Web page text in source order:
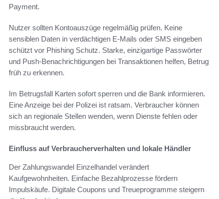
Payment.
Nutzer sollten Kontoauszüge regelmäßig prüfen. Keine
sensiblen Daten in verdächtigen E‑Mails oder SMS eingeben
schützt vor Phishing Schutz. Starke, einzigartige Passwörter
und Push-Benachrichtigungen bei Transaktionen helfen, Betrug
früh zu erkennen.
Im Betrugsfall Karten sofort sperren und die Bank informieren.
Eine Anzeige bei der Polizei ist ratsam. Verbraucher können
sich an regionale Stellen wenden, wenn Dienste fehlen oder
missbraucht werden.
Einfluss auf Verbraucherverhalten und lokale Händler
Der Zahlungswandel Einzelhandel verändert
Kaufgewohnheiten. Einfache Bezahlprozesse fördern
Impulskäufe. Digitale Coupons und Treueprogramme steigern